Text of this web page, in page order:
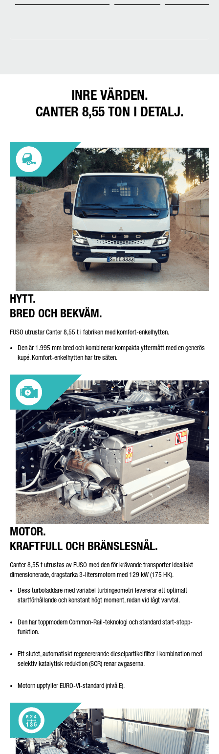
INRE VÄRDEN.
CANTER 8,55 TON I DETALJ.
HYTT.
BRED OCH BEKVÄM.
FUSO utrustar Canter 8,55 t i fabriken med komfort-enkelhytten.
Den är 1.995 mm bred och kombinerar kompakta yttermått med en generös
kupé. Komfort-enkelhytten har tre säten.
MOTOR.
KRAFTFULL OCH BRÄNSLESNÅL.
Canter 8,55 t utrustas av FUSO med den för krävande transporter idealiskt
dimensionerade, dragstarka 3-litersmotorn med 129 kW (175 HK).
Dess turboladdare med variabel turbingeometri levererar ett optimalt
startförhållande och konstant högt moment, redan vid lågt varvtal.
Den har toppmodern Common-Rail-teknologi och standard start-stopp-
funktion.
Ett slutet, automatiskt regenererande dieselpartikelfilter i kombination med
selektiv katalytisk reduktion (SCR) renar avgaserna.
Motorn uppfyller EURO-VI-standard (nivå E).